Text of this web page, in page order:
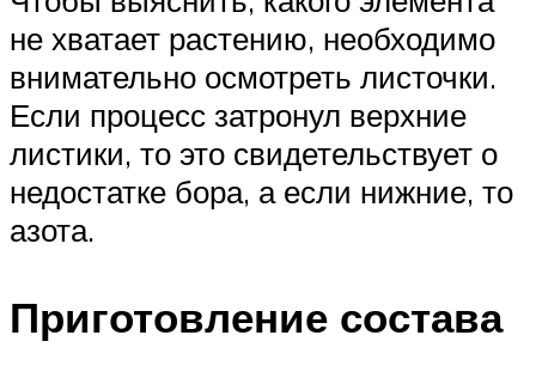
не хватает растению, необходимо
внимательно осмотреть листочки.
Если процесс затронул верхние
листики, то это свидетельствует о
недостатке бора, а если нижние, то
азота.
Приготовление состава